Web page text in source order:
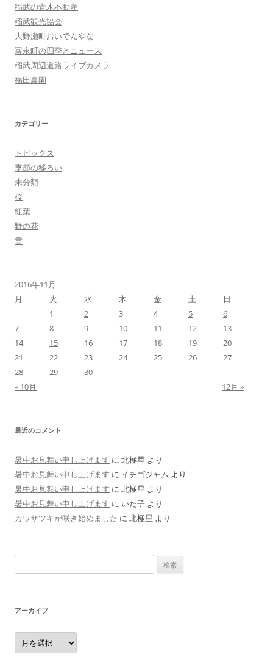
稲武の青木不動産
稲武観光協会
大野瀬町おいでんやな
富永町の四季とニュース
稲武周辺道路ライブカメラ
福田農園
カテゴリー
トピックス
季節の移ろい
未分類
桜
紅葉
野の花
雪
2016年11月
月
火 水 木 金 土
日
1
2 3 4 5
6
7
8 9 10 11 12
13
14
15 16 17 18 19
20
21
22 23 24 25 26
27
28
29
30
« 10月
12月 »
最近のコメント
暑中お見舞い申し上げます に 北極星 より
暑中お見舞い申し上げます に イチゴジャム より
暑中お見舞い申し上げます に 北極星 より
暑中お見舞い申し上げます に いた子 より
カワサツキが咲き始めました に 北極星 より
索:
アーカイブ
ア
ー
カ